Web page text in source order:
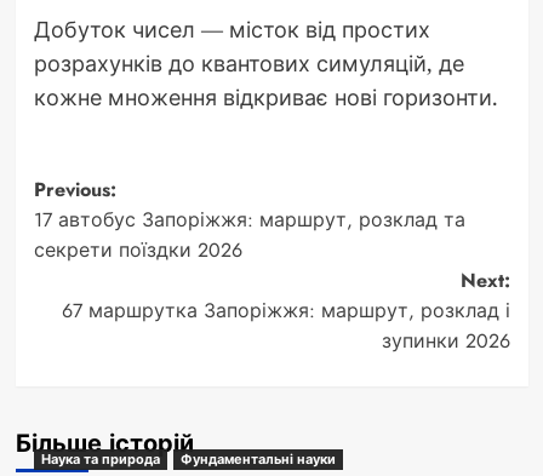
Добуток чисел — місток від простих
розрахунків до квантових симуляцій, де
кожне множення відкриває нові горизонти.
Post
navigation
Previous:
17 автобус Запоріжжя: маршрут, розклад та
секрети поїздки 2026
Next:
67 маршрутка Запоріжжя: маршрут, розклад і
зупинки 2026
Більше історій
Наука та природа Фундаментальні науки